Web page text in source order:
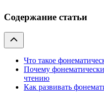
Содержание статьи
Что такое
Почему
чтению
Как развивать